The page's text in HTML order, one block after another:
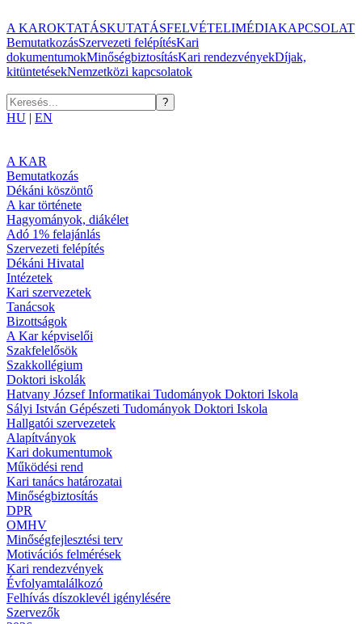
A KAROKTATÁSKUTATÁSFELVÉTELIMÉDIAKAPCSOLAT
BemutatkozásSzervezeti felépítésKari
dokumentumokMinőségbiztosításKari rendezvényekDíjak,
kitüntetésekNemzetközi kapcsolatok
HU | EN
A KAR
Bemutatkozás
Dékáni köszöntő
A kar története
Hagyományok, diákélet
Adó 1% felajánlás
Szervezeti felépítés
Dékáni Hivatal
Intézetek
Kari szervezetek
Tanácsok
Bizottságok
A Kar képviselői
Szakfelelősök
Szakkollégium
Doktori iskolák
Hatvany József Informatikai Tudományok Doktori Iskola
Sályi István Gépészeti Tudományok Doktori Iskola
Hallgatói szervezetek
Alapítványok
Kari dokumentumok
Működési rend
Kari tanács határozatai
Minőségbiztosítás
DPR
OMHV
Minőségfejlesztési terv
Motivációs felmérések
Kari rendezvények
Évfolyamtalálkozó
Felhívás díszoklevél igénylésére
Szervezők